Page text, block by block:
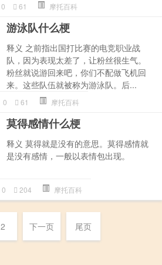
0 61 摩托百科
游泳队什么梗
释义 之‌‌‌‌‌‌‌‌‌‌‌前指出国打比赛的电竞职业战
队，因为表现太差了，让粉丝很生气。
粉丝就说游回来吧，你们不配做飞机回
来。这些队伍就被称为游泳队。后...
0 61 摩托百科
莫得感情什么梗
释义 莫得就是没有的意思。莫得感情就
是没有感情，一般以表情包出现。‌‌‌‌‌‌‌‌‌
0 204 摩托百科
2 下一页 尾页